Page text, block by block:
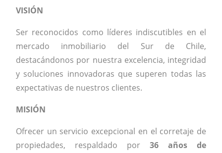
VISIÓN
Ser reconocidos como líderes indiscutibles en el
mercado inmobiliario del Sur de Chile,
destacándonos por nuestra excelencia, integridad
y soluciones innovadoras que superen todas las
expectativas de nuestros clientes.
MISIÓN
Ofrecer un servicio excepcional en el corretaje de
propiedades, respaldado por 36 años de